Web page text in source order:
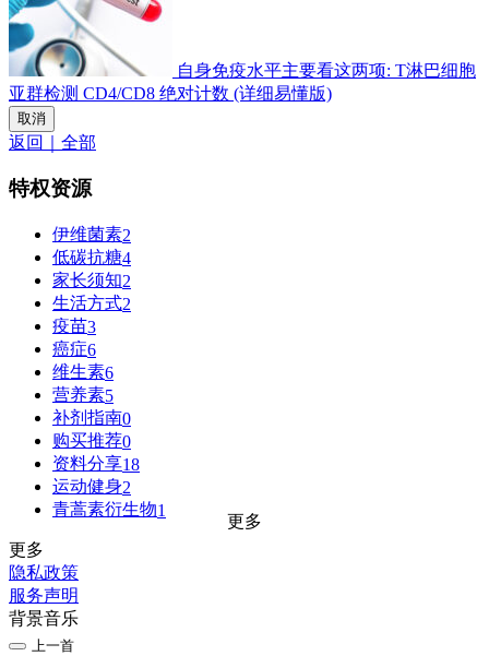
自身免疫水平主要看这两项: T淋巴细胞
亚群检测 CD4/CD8 绝对计数 (详细易懂版)
取消
返回｜全部
特权资源
伊维菌素2
低碳抗糖4
家长须知2
生活方式2
疫苗3
癌症6
维生素6
营养素5
补剂指南0
购买推荐0
资料分享18
运动健身2
青蒿素衍生物1
更多
更多
隐私政策
服务声明
背景音乐
上一首